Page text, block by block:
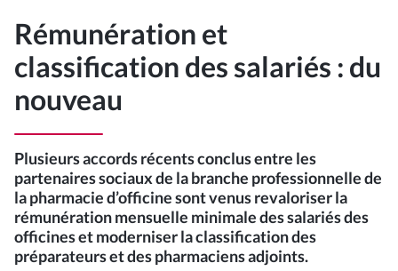
Votre secteur d’activité
Nous rejoindre
Se connecter
Qui sommes-nous ?
Nos équipes
Parole à nos clients
Nos expertises
Expertise comptable et audit
Rémunération et
classification des salariés : du
nouveau
Plusieurs accords récents conclus entre les
partenaires sociaux de la branche professionnelle de
la pharmacie d’officine sont venus revaloriser la
rémunération mensuelle minimale des salariés des
officines et moderniser la classification des
préparateurs et des pharmaciens adjoints.